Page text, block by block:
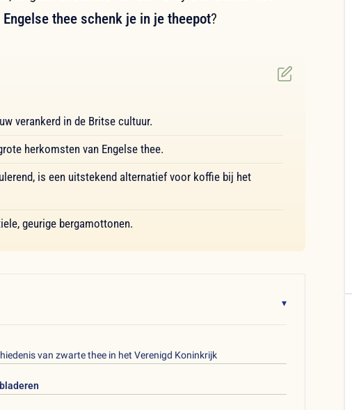
thee schenk je in je theepot?
verankerd in de Britse cultuur.
herkomsten van Engelse thee.
is een uitstekend alternatief voor koffie bij het
geurige bergamottonen.
▾
van zwarte thee in het Verenigd Koninkrijk